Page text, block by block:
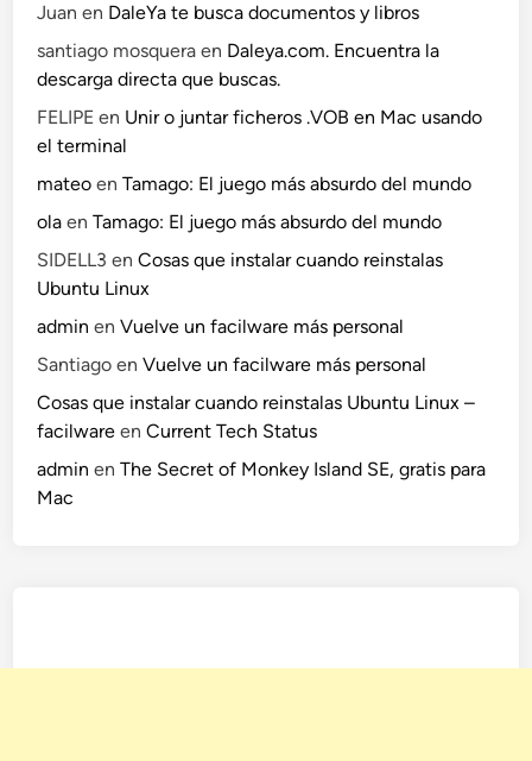
Juan en DaleYa te busca documentos y libros
santiago mosquera en Daleya.com. Encuentra la
descarga directa que buscas.
FELIPE en Unir o juntar ficheros .VOB en Mac usando
el terminal
mateo enTamago: El juego más absurdo del mundo
ola enTamago: El juego más absurdo del mundo
SIDELL3 enCosas que instalar cuando reinstalas
Ubuntu Linux
admin enVuelve un facilware más personal
Santiago enVuelve un facilware más personal
Cosas que instalar cuando reinstalas Ubuntu Linux –
facilware enCurrent Tech Status
admin enThe Secret of Monkey Island SE, gratis para
Mac